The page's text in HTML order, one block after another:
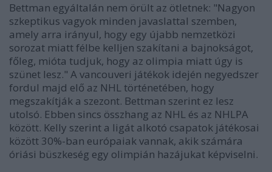
Bettman egyáltalán nem örült az ötletnek: "Nagyon
szkeptikus vagyok minden javaslattal szemben,
amely arra irányul, hogy egy újabb nemzetközi
sorozat miatt félbe kelljen szakítani a bajnokságot,
főleg, mióta tudjuk, hogy az olimpia miatt úgy is
szünet lesz." A vancouveri játékok idején negyedszer
fordul majd elő az NHL történetében, hogy
megszakítják a szezont. Bettman szerint ez lesz
utolsó. Ebben sincs összhang az NHL és az NHLPA
között. Kelly szerint a ligát alkotó csapatok játékosai
között 30%-ban európaiak vannak, akik számára
óriási büszkeség egy olimpián hazájukat képviselni.